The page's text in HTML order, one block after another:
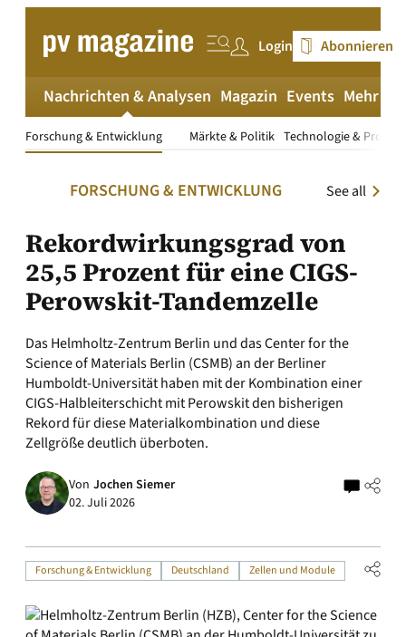
springen
Login Abonnieren
Nachrichten & Analysen
Märkte & Politik Technologie &
Forschung & Entwicklung
Magazin Events Mehr
FORSCHUNG & ENTWICKLUNG See all
Rekordwirkungsgrad von
25,5 Prozent für eine CIGS-
Perowskit-Tandemzelle
Das Helmholtz-Zentrum Berlin und das Center for the
Science of Materials Berlin (CSMB) an der Berliner
Humboldt-Universität haben mit der Kombination einer
CIGS-Halbleiterschicht mit Perowskit den bisherigen
Rekord für diese Materialkombination und diese
Zellgröße deutlich überboten.
Von Jochen Siemer
02. Juli 2026
Forschung & Entwicklung Deutschland Zellen und Module